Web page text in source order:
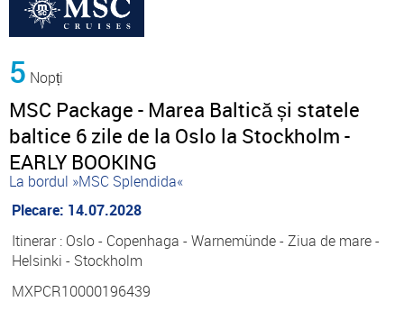
5 Nopți
MSC Package - Marea Baltică și statele
baltice 6 zile de la Oslo la Stockholm -
EARLY BOOKING
La bordul »MSC Splendida«
Plecare: 14.07.2028
Itinerar : Oslo - Copenhaga - Warnemünde - Ziua de mare -
Helsinki - Stockholm
MXPCR10000196439